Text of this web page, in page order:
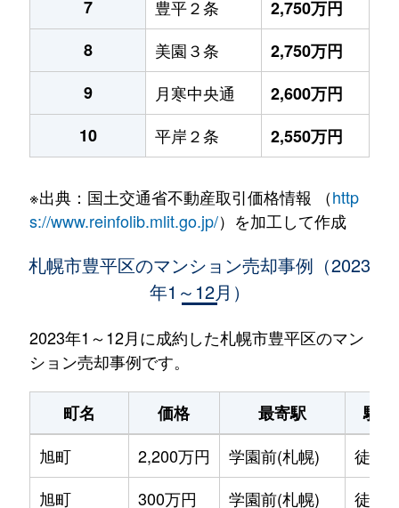
7 豊平２条
2,750万円
8
美園３条
2,750万円
9
月寒中央通
2,600万円
10
平岸２条 2,550万円
※出典：国土交通省不動産取引価格情報 （http
s://www.reinfolib.mlit.go.jp/）を加工して作成
札幌市豊平区のマンション売却事例（2023
年1～12月）
2023年1～12月に成約した札幌市豊平区のマン
ション売却事例です。
町名 価格 最寄駅
駅
旭町
2,200万円 学園前(札幌)
徒歩
旭町
300万円 学園前(札幌)
徒歩